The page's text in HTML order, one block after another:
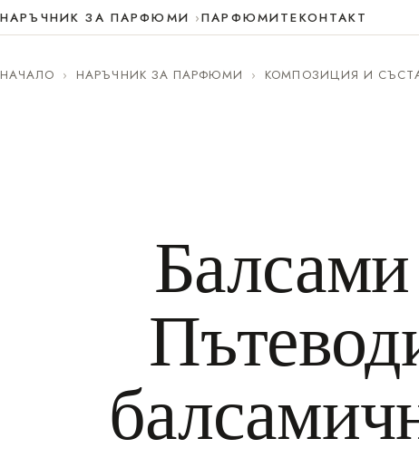
НАРЪЧНИК ЗА ПАРФЮМИ ПАРФЮМИТЕКОНТАКТ
НАЧАЛО › НАРЪЧНИК ЗА ПАРФЮМИ › КОМПОЗИЦИЯ И